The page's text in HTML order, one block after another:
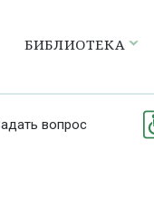
БИБЛИОТЕКА
вопрос